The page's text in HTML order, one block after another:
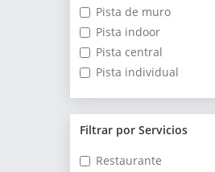
Pista de muro
Pista indoor
Pista central
Pista individual
Filtrar por Servicios
Restaurante